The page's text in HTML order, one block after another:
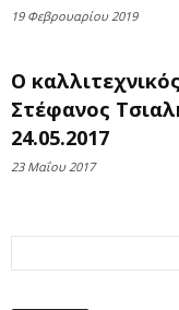
19 Φεβρουαρίου 2019
Ο
Στέφανος
24.05.2017
23 Μαΐου 2017